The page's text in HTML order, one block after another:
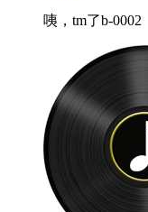
咦，tm了b-0002